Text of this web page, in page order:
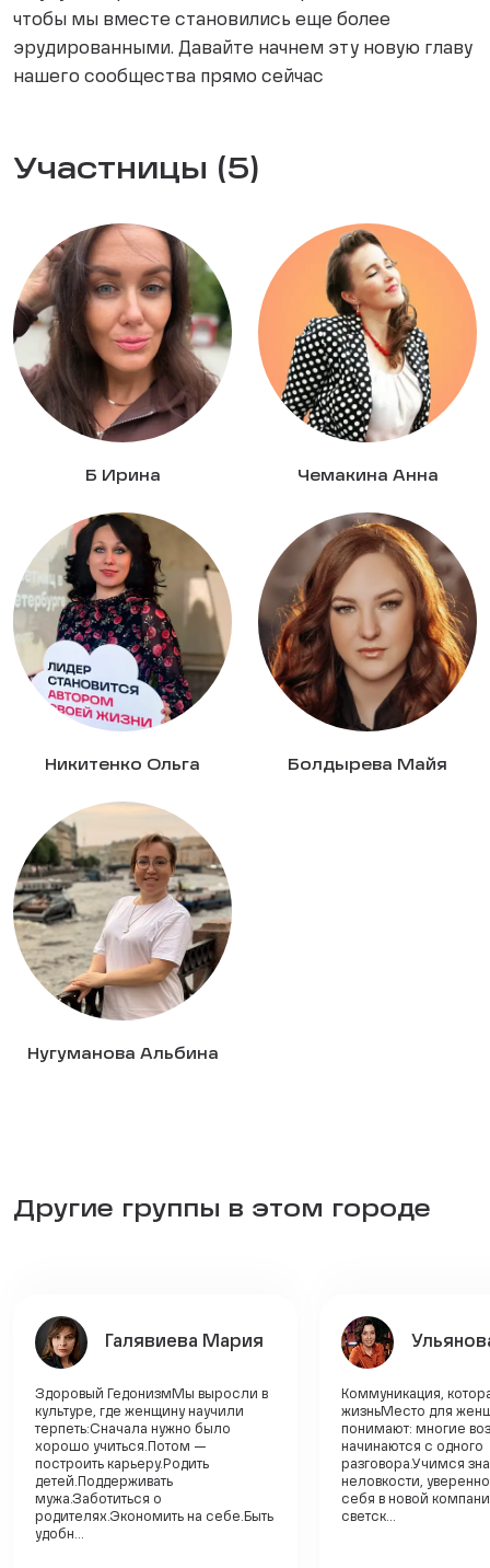
чтобы мы вместе становились еще более
эрудированными. Давайте начнем эту новую главу
нашего сообщества прямо сейчас
Участницы (5)
Б Ирина Чемакина Анна
Никитенко Ольга Болдырева Майя
Нугуманова Альбина
Другие группы в этом городе
Галявиева Мария
Здоровый ГедонизмМы выросли в
культуре, где женщину научили
терпеть:Сначала нужно было
хорошо учиться.Потом —
построить карьеру.Родить
детей.Поддерживать
мужа.Заботиться о
родителях.Экономить на себе.Быть
удобн...
Коммуникация,
жизньМесто для
понимают: многие
начинаются с одного
разговора.Учимся
неловкости, уверенно
себя в новой
светск...